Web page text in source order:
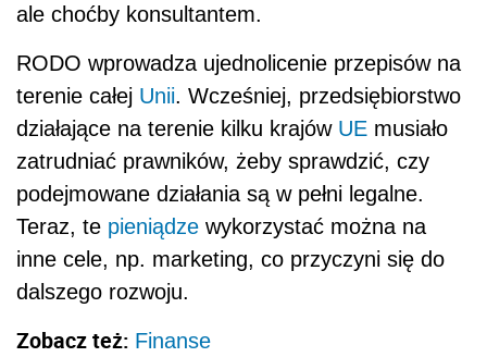
ale choćby konsultantem.
RODO wprowadza ujednolicenie przepisów na
terenie całej Unii. Wcześniej, przedsiębiorstwo
działające na terenie kilku krajów UE musiało
zatrudniać prawników, żeby sprawdzić, czy
podejmowane działania są w pełni legalne.
Teraz, te pieniądze wykorzystać można na
inne cele, np. marketing, co przyczyni się do
dalszego rozwoju.
Zobacz też: Finanse